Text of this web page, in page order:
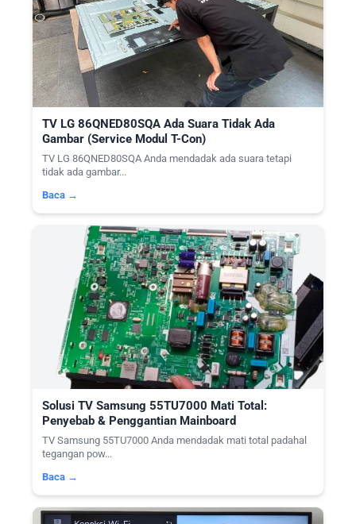
TV LG 86QNED80SQA Ada Suara Tidak Ada
Gambar (Service Modul T-Con)
TV LG 86QNED80SQA Anda mendadak ada suara tetapi
tidak ada gambar...
Baca →
Solusi TV Samsung 55TU7000 Mati Total:
Penyebab & Penggantian Mainboard
TV Samsung 55TU7000 Anda mendadak mati total padahal
tegangan pow...
Baca →